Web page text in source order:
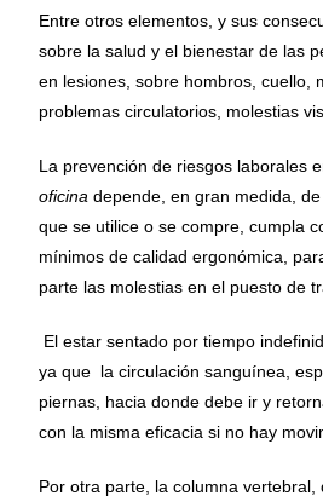
Entre otros elementos, y sus
sobre la salud y el bienestar de las
en lesiones, sobre hombros, cuello,
problemas circulatorios, molestias
La prevención de riesgos laborales
oficinadepende, en gran medida,
que se utilice o se compre, cumpla
mínimos de calidad ergonómica,
parte las molestias en el puesto de
El estar sentado por tiempo
ya que la circulación sanguínea,
piernas, hacia donde debe ir y
con la misma eficacia si no hay
Por otra parte, la columna vertebral,